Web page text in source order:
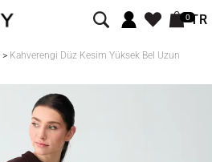
0TR
> Kahverengi Düz Kesim Yüksek Bel Uzun